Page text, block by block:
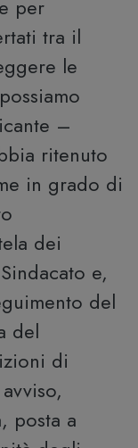
per
tra il
le
–
ritenuto
in grado di
dei
e,
del
del
di
posta a